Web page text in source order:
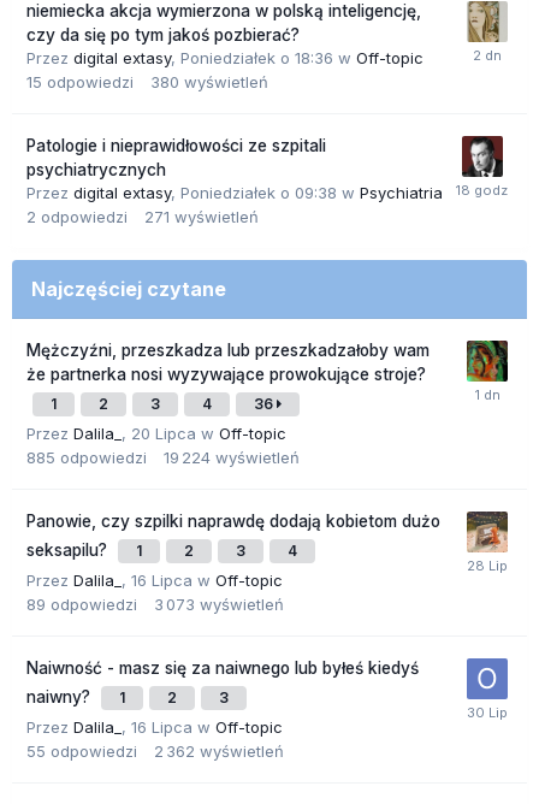
niemiecka akcja wymierzona w polską inteligencję,
czy da się po tym jakoś pozbierać?
Przez digital extasy, Poniedziałek o 18:36 w Off-topic
15 odpowiedzi 380 wyświetleń
Patologie i nieprawidłowości ze szpitali
psychiatrycznych
Przez digital extasy, Poniedziałek o 09:38 w Psychiatria
2 odpowiedzi 271 wyświetleń
Najczęściej czytane
Mężczyźni, przeszkadza lub przeszkadzałoby wam
że partnerka nosi wyzywające prowokujące stroje?
1 2 3 4 36
Przez Dalila_ , 20 Lipca w Off-topic
885 odpowiedzi 19 224 wyświetleń
Panowie, czy szpilki naprawdę dodają kobietom dużo
seksapilu?
1 2 3 4
Przez Dalila_ , 16 Lipca w Off-topic
89 odpowiedzi 3 073 wyświetleń
Naiwność - masz się za naiwnego lub byłeś kiedyś
naiwny?
1 2 3
Przez Dalila_ , 16 Lipca w Off-topic
55 odpowiedzi 2 362 wyświetleń